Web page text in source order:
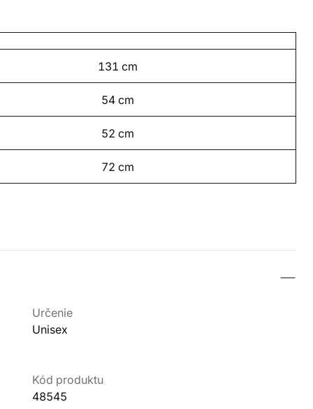
131 cm
54 cm
52 cm
72 cm
Určenie
Unisex
Kód produktu
48545